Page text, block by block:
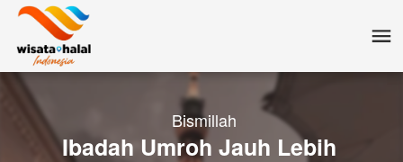
Bismillah
Ibadah Umroh Jauh Lebih